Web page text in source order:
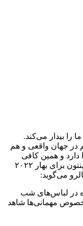
را بیدار می‌کند.
در جهان واقعی و هم
و همین کافی
است تا از رنگ‌های مورد انتخاب موسسه‌ی پنتون برای بهار ۲۰۲۲
می‌گوید:
در لباس‌های شب
مهمانی‌ها شاهد